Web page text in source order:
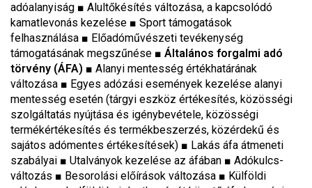
adóalanyiság ■ Alultőkésítés változása, a kapcsolódó
kamatlevonás kezelése ■ Sport támogatások
felhasználása ■ Előadóművészeti tevékenység
támogatásának megszűnése ■ Általános forgalmi adó
törvény (ÁFA) ■ Alanyi mentesség értékhatárának
változása ■ Egyes adózási események kezelése alanyi
mentesség esetén (tárgyi eszköz értékesítés, közösségi
szolgáltatás nyújtása és igénybevétele, közösségi
termékértékesítés és termékbeszerzés, közérdekű és
sajátos adómentes értékesítések) ■ Lakás áfa átmeneti
szabályai ■ Utalványok kezelése az áfában ■ Adókulcs-
változás ■ Besorolási előírások változása ■ Külföldi